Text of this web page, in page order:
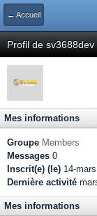
← Accueil
Profil de sv3688dev
Mes informations
Groupe Members
Messages 0
Inscrit(e) (le) 14-
Dernière activité
Mes informations